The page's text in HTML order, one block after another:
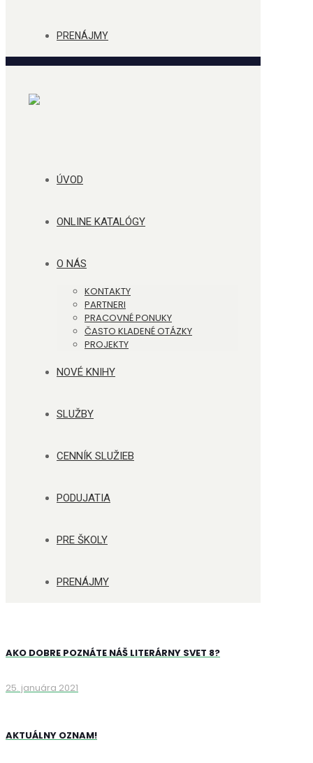
PRENÁJMY
ÚVOD
ONLINE KATALÓGY
O NÁS
KONTAKTY
PARTNERI
PRACOVNÉ PONUKY
ČASTO KLADENÉ OTÁZKY
PROJEKTY
NOVÉ KNIHY
SLUŽBY
CENNÍK SLUŽIEB
PODUJATIA
PRE ŠKOLY
PRENÁJMY
AKO DOBRE POZNÁTE NÁŠ LITERÁRNY SVET 8?
25. januára 2021
AKTUÁLNY OZNAM!